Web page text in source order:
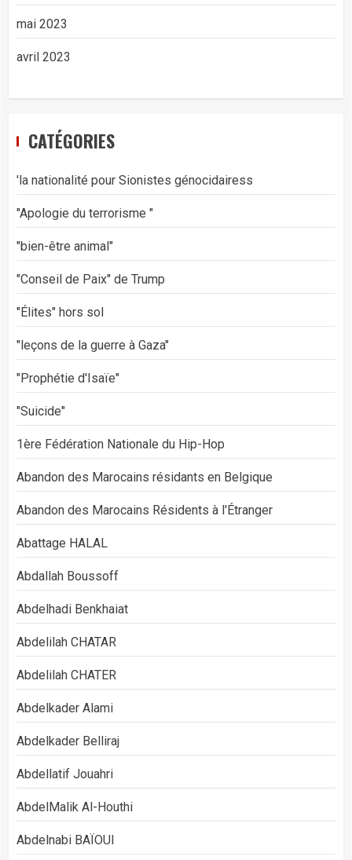
mai 2023
avril 2023
CATÉGORIES
'la nationalité pour Sionistes génocidairess
"Apologie du terrorisme "
"bien-être animal"
"Conseil de Paix" de Trump
"Élites" hors sol
"leçons de la guerre à Gaza"
"Prophétie d'Isaïe"
"Suicide"
1ère Fédération Nationale du Hip-Hop
Abandon des Marocains résidants en Belgique
Abandon des Marocains Résidents à l'Étranger
Abattage HALAL
Abdallah Boussoff
Abdelhadi Benkhaiat
Abdelilah CHATAR
Abdelilah CHATER
Abdelkader Alami
Abdelkader Belliraj
Abdellatif Jouahri
AbdelMalik Al-Houthi
Abdelnabi BAÏOUI